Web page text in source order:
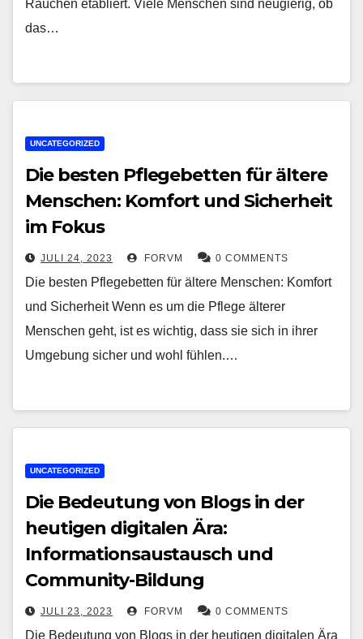
Rauchen etabliert. Viele Menschen sind neugierig, ob
das…
UNCATEGORIZED
Die besten Pflegebetten für ältere
Menschen: Komfort und Sicherheit
im Fokus
JULI 24, 2023 FORVM 0 COMMENTS
Die besten Pflegebetten für ältere Menschen: Komfort
und Sicherheit Wenn es um die Pflege älterer
Menschen geht, ist es wichtig, dass sie sich in ihrer
Umgebung sicher und wohl fühlen.…
UNCATEGORIZED
Die Bedeutung von Blogs in der
heutigen digitalen Ära:
Informationsaustausch und
Community-Bildung
JULI 23, 2023 FORVM 0 COMMENTS
Die Bedeutung von Blogs in der heutigen digitalen Ära